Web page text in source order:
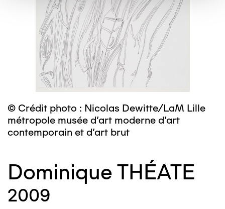
© Crédit photo : Nicolas Dewitte/LaM Lille
métropole musée d’art moderne d’art
contemporain et d’art brut
Dominique THÉATE
2009